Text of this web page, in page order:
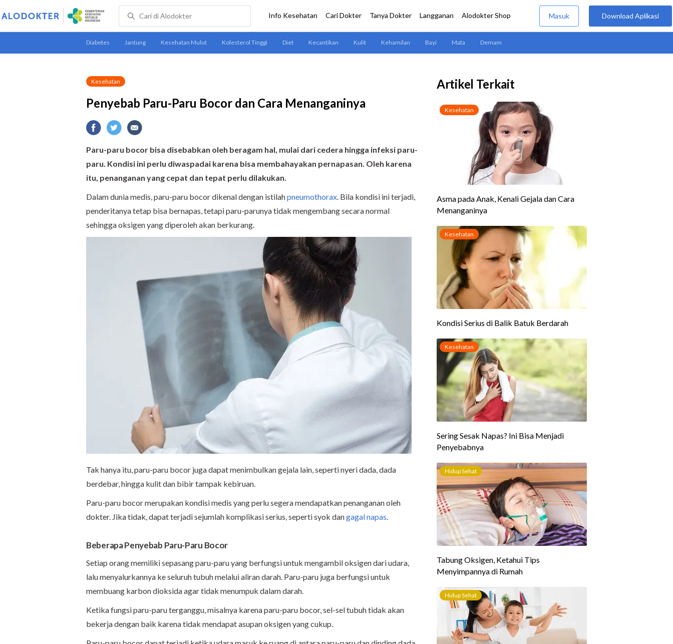
Kesehatan
Penyebab Paru-Paru Bocor dan Cara Menanganinya
Paru-paru bocor bisa disebabkan oleh beragam hal, mulai dari cedera hingga infeksi paru-
paru. Kondisi ini perlu diwaspadai karena bisa membahayakan pernapasan. Oleh karena
itu, penanganan yang cepat dan tepat perlu dilakukan.
Dalam dunia medis, paru-paru bocor dikenal dengan istilahpneumothorax. Bila kondisi ini terjadi,
penderitanya tetap bisa bernapas, tetapi paru-parunya tidak mengembang secara normal
sehingga oksigen yang diperoleh akan berkurang.
Tak hanya itu, paru-paru bocor juga dapat menimbulkan gejala lain, seperti nyeri dada, dada
berdebar, hingga kulit dan bibir tampak kebiruan.
Paru-paru bocor merupakan kondisi medis yang perlu segera mendapatkan penanganan oleh
dokter. Jika tidak, dapat terjadi sejumlah komplikasi serius, seperti syok dangagal napas.
Beberapa Penyebab Paru-Paru Bocor
Setiap orang memiliki sepasang paru-paru yang berfungsi untuk mengambil oksigen dari udara,
lalu menyalurkannya ke seluruh tubuh melalui aliran darah. Paru-paru juga berfungsi untuk
membuang karbon dioksida agar tidak menumpuk dalam darah.
Ketika fungsi paru-paru terganggu, misalnya karena paru-paru bocor, sel-sel tubuh tidak akan
bekerja dengan baik karena tidak mendapat asupan oksigen yang cukup.
Artikel Terkait